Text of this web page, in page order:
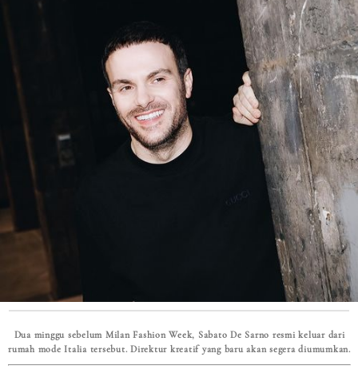
Dua minggu sebelum Milan Fashion Week, Sabato De Sarno resmi keluar dari
rumah mode Italia tersebut. Direktur kreatif yang baru akan segera diumumkan.